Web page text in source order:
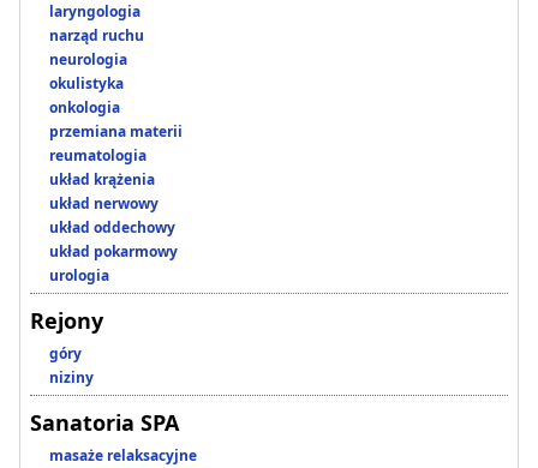
laryngologia
narząd ruchu
neurologia
okulistyka
onkologia
przemiana materii
reumatologia
układ krążenia
układ nerwowy
układ oddechowy
układ pokarmowy
urologia
Rejony
góry
niziny
Sanatoria SPA
masaże relaksacyjne